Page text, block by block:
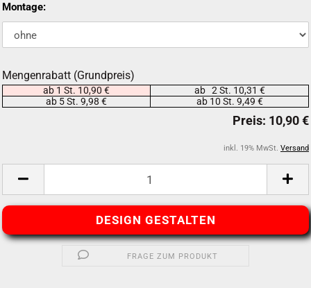
Montage:
Mengenrabatt (Grundpreis)
ab 1 St. 10,90 €
ab 2 St. 10,31 €
ab 5 St. 9,98 €
ab 10 St. 9,49 €
inkl. 19% MwSt. Versand
DESIGN GESTALTEN
FRAGE ZUM PRODUKT